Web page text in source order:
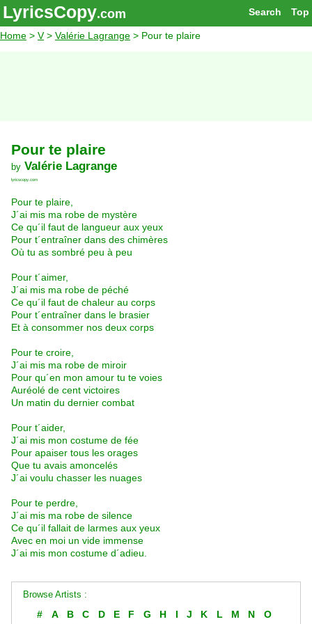
Top
Search
LyricsCopy.com
Home > V> Valérie Lagrange > Pour te plaire
Pour te plaire
by Valérie Lagrange
lyricscopy.com
Pour te plaire,
J´ai mis ma robe de mystère
Ce qu´il faut de langueur aux yeux
Pour t´entraîner dans des chimères
Où tu as sombré peu à peu
Pour t´aimer,
J´ai mis ma robe de péché
Ce qu´il faut de chaleur au corps
Pour t´entraîner dans le brasier
Et à consommer nos deux corps
Pour te croire,
J´ai mis ma robe de miroir
Pour qu´en mon amour tu te voies
Auréolé de cent victoires
Un matin du dernier combat
Pour t´aider,
J´ai mis mon costume de fée
Pour apaiser tous les orages
Que tu avais amoncelés
J´ai voulu chasser les nuages
Pour te perdre,
J´ai mis ma robe de silence
Ce qu´il fallait de larmes aux yeux
Avec en moi un vide immense
J´ai mis mon costume d´adieu.
Browse Artists :
# A B C D E F G H I J K L M N
O